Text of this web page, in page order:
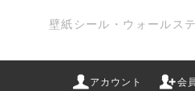
壁紙シール・ウォールス
アカウント 会